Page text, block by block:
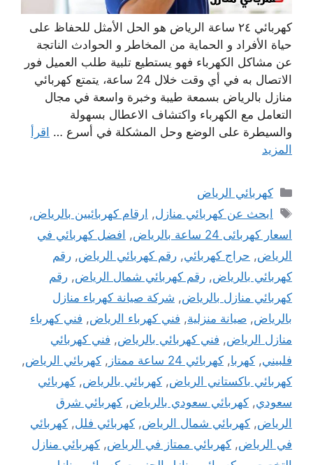
كهربائي ٢٤ ساعة الرياض هو الحل الأمثل للحفاظ على
حياة الأفراد و الحماية من المخاطر و الحوادث الناتجة
عن مشاكل الكهرباء فهو يستطيع تلبية طلب العميل فور
الاتصال به في أي وقت خلال 24 ساعة، يتمتع كهربائي
منازل بالرياض بسمعة طيبة وخبرة واسعة في مجال
التعامل مع الكهرباء واكتشاف الاعطال بسهولة
والسيطرة على الوضع وحل المشكلة في أسرع … اقرأ
المزيد
التصنيفات
كهربائي الرياض
الوسوم
ابحث عن كهربائي منازل, ارقام كهربائيين ‫بالرياض‬
,
اسعار كهربائى 24 ساعة بالرياض
, افضل كهربائي في
الرياض, حراج كهربائي, رقم كهربائي الرياض, رقم
كهربائي بالرياض, رقم كهربائي شمال الرياض, رقم
كهربائي منازل بالرياض, شركة صيانة كهرباء منازل
بالرياض, صيانة منزلية, فني كهرباء الرياض, فني كهرباء
منازل الرياض, فني كهربائي بالرياض, فني كهربائي
فلبيني, كهربا, كهربائي 24 ساعة ممتاز , كهربائي الرياض,
كهربائي باكستاني الرياض, كهربائي بالرياض, كهربائي
سعودي, كهربائي سعودي بالرياض, كهربائي شرق
الرياض, كهربائي شمال الرياض, كهربائي فلل, كهربائي
في الرياض, كهربائي ممتاز في الرياض, كهربائي منازل